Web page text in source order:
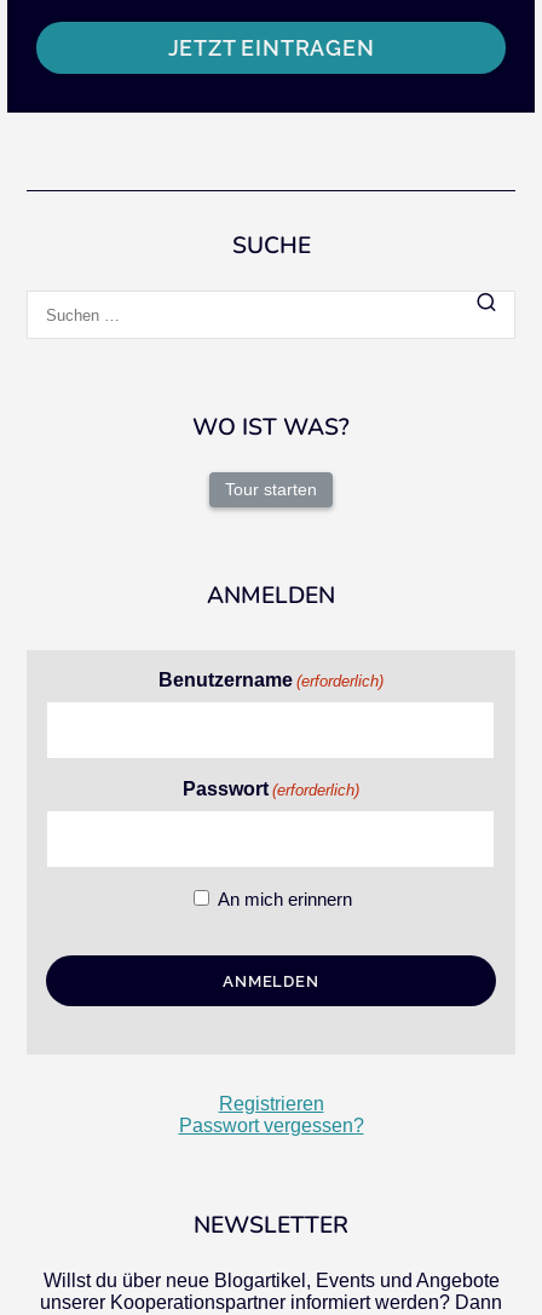
JETZT EINTRAGEN
SUCHE
nach:
WO IST WAS?
Tour starten
ANMELDEN
Benutzername (erforderlich)
Passwort (erforderlich)
An mich erinnern
Registrieren
Passwort vergessen?
NEWSLETTER
Willst du über neue Blogartikel, Events und Angebote
unserer Kooperationspartner informiert werden? Dann